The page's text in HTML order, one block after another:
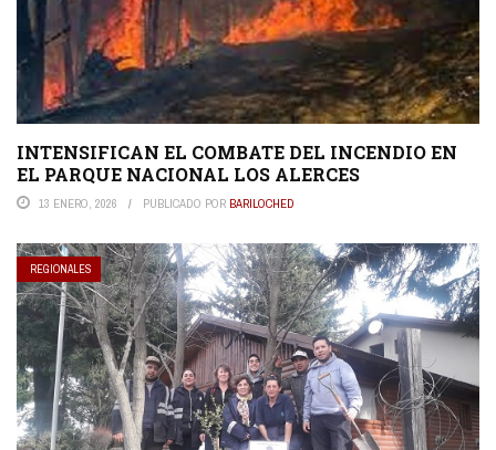
INTENSIFICAN EL COMBATE DEL INCENDIO EN
EL PARQUE NACIONAL LOS ALERCES
13 ENERO, 2026 PUBLICADO POR BARILOCHED
REGIONALES